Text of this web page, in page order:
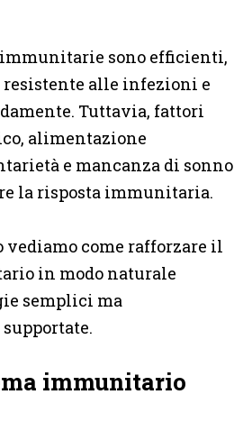
immunitarie sono efficienti,
resistente alle infezioni e
Tuttavia, fattori
alimentazione
e mancanza di sonno
la risposta immunitaria.
vediamo come rafforzare il
in modo naturale
semplici ma
immunitario